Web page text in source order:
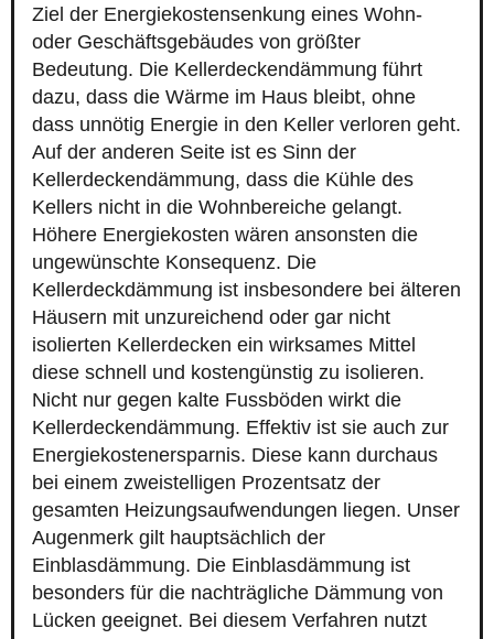
Ziel der Energiekostensenkung eines Wohn-
oder Geschäftsgebäudes von größter
Bedeutung. Die Kellerdeckendämmung führt
dazu, dass die Wärme im Haus bleibt, ohne
dass unnötig Energie in den Keller verloren geht.
Auf der anderen Seite ist es Sinn der
Kellerdeckendämmung, dass die Kühle des
Kellers nicht in die Wohnbereiche gelangt.
Höhere Energiekosten wären ansonsten die
ungewünschte Konsequenz. Die
Kellerdeckdämmung ist insbesondere bei älteren
Häusern mit unzureichend oder gar nicht
isolierten Kellerdecken ein wirksames Mittel
diese schnell und kostengünstig zu isolieren.
Nicht nur gegen kalte Fussböden wirkt die
Kellerdeckendämmung. Effektiv ist sie auch zur
Energiekostenersparnis. Diese kann durchaus
bei einem zweistelligen Prozentsatz der
gesamten Heizungsaufwendungen liegen. Unser
Augenmerk gilt hauptsächlich der
Einblasdämmung. Die Einblasdämmung ist
besonders für die nachträgliche Dämmung von
Lücken geeignet. Bei diesem Verfahren nutzt